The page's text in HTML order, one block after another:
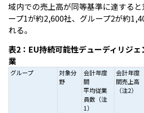
域内での売上高が同等基準に達する
ープ1が約2,600社、グループ2が約
れる。
表2：EU持続可能性デューディリジ
業
グループ
対象分
野
会計年度
間
平均従業
員数（注
1）
会計年度
間売上高
（注2）